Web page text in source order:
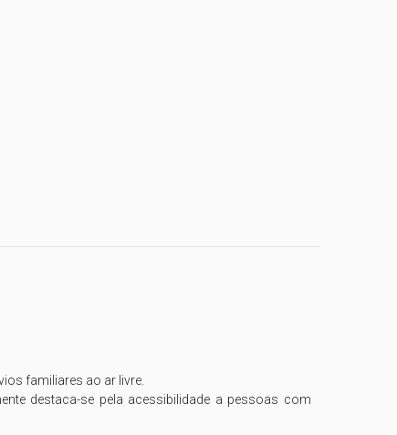
familiares ao ar livre.
destaca-se pela acessibilidade a pessoas com